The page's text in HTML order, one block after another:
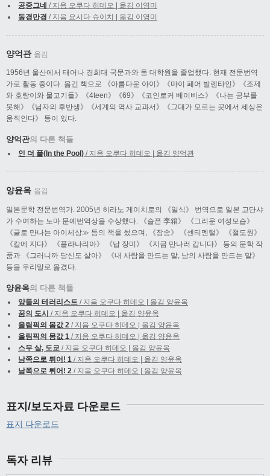
공중그네 / 지음 오쿠다 히데오 | 옮김 이영미
동경만경 / 지음 요시다 슈이치 | 옮김 이영미
양억관 옮김
1956년 울산에서 태어나 경희대 국문과와 동 대학원을 졸업했다. 현재 전문번역
가로 활동 중이다. 옮긴 책으로 《아름다운 아이》《마이 페어 발렌타인》《조제
와 호랑이와 물고기들》《4teen》《69》《코인로커 베이비스》《나는 공부를
못해》《남자의 후반생》《세계의 역사 교과서》《그대가 모르는 곳에서 세상은
움직인다》 등이 있다.
양억관의 다른 책들
인 더 풀(In the Pool) / 지음 오쿠다 히데오 | 옮김 양억관
양윤옥 옮김
일본문학 전문번역가. 2005년 히라노 게이치로의 《일식》 번역으로 일본 고단샤
가 수여하는 노마 문예번역상을 수상했다. 《슬픈 李箱》 《그리운 여성모습》
《글로 만나는 아이세상≫ 등의 책을 썼으며, 《장송》 《센티멘털》 《철도원》
《칼에 지다》 《플라나리아》 《납 장미》 《지금 만나러 갑니다》 등의 문학 작
품과 《그러니까 당신도 살아》 《내 사람을 만드는 말, 남의 사람을 만드는 말》
등을 우리말로 옮겼다.
양윤옥의 다른 책들
양들의 테러리스트 / 지음 오쿠다 히데오 | 옮김 양윤옥
꿈의 도시 / 지음 오쿠다 히데오 | 옮김 양윤옥
올림픽의 몸값 2 / 지음 오쿠다 히데오 | 옮김 양윤옥
올림픽의 몸값 1 / 지음 오쿠다 히데오 | 옮김 양윤옥
스무 살, 도쿄 / 지음 오쿠다 히데오 | 옮김 양윤옥
남쪽으로 튀어! 1 / 지음 오쿠다 히데오 | 옮김 양윤옥
남쪽으로 튀어! 2 / 지음 오쿠다 히데오 | 옮김 양윤옥
표지/보도자료 다운로드
표지 다운로드
독자 리뷰